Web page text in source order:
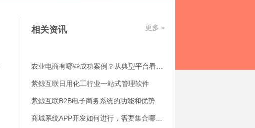
相关资讯 更多 »
紫鲸互联日用化工行业一站式管理软件
紫鲸互联B2B电子商务系统的功能和优势